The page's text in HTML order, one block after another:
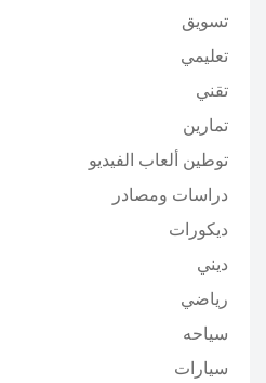
تسويق
تعليمي
تقني
تمارين
توطين ألعاب الفيديو
دراسات ومصادر
ديكورات
ديني
رياضي
سياحه
سيارات